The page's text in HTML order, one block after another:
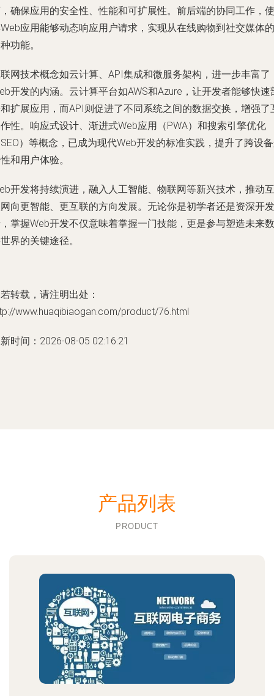
确保应用的安全性、性能和可扩展性。前后端的协同工作，使
应用能够动态响应用户请求，实现从在线购物到社交媒体的
功能。
网技术概念如云计算、API集成和微服务架构，进一步丰富了
开发的内涵。云计算平台如AWS和Azure，让开发者能够快速
扩展应用，而API则促进了不同系统之间的数据交换，增强了
性。响应式设计、渐进式Web应用（PWA）和搜索引擎优化
）等概念，已成为现代Web开发的标准实践，提升了跨设
和用户体验。
开发将持续演进，融入人工智能、物联网等新兴技术，推动互
向更智能、更互联的方向发展。无论你是初学者还是资深开发
掌握Web开发不仅意味着掌握一门技能，更是参与塑造未来数
界的关键途径。
转载，请注明出处：
www.huaqibiaogan.com/product/76.html
时间：2026-08-05 02:16:21
产品列表
PRODUCT